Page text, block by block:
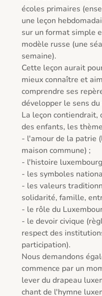
écoles primaires
une leçon
sur un format simple
modèle russe (une
semaine).
Cette leçon aurait
mieux connaître et
comprendre ses
développer le sens
La leçon contiendrait,
des enfants, les
- l'amour de la patrie
maison commune) ;
- l'histoire
- les symboles
- les valeurs
solidarité, famille,
- le rôle du
- le devoir civique
respect des
participation).
Nous demandons
commence par un
lever du drapeau
chant de l'hymne